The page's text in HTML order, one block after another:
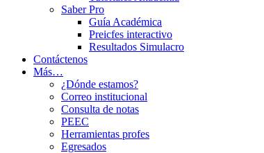
Saber Pro
Guía Académica
Preicfes interactivo
Resultados Simulacro
Contáctenos
Más…
¿Dónde estamos?
Correo institucional
Consulta de notas
PEEC
Herramientas profes
Egresados